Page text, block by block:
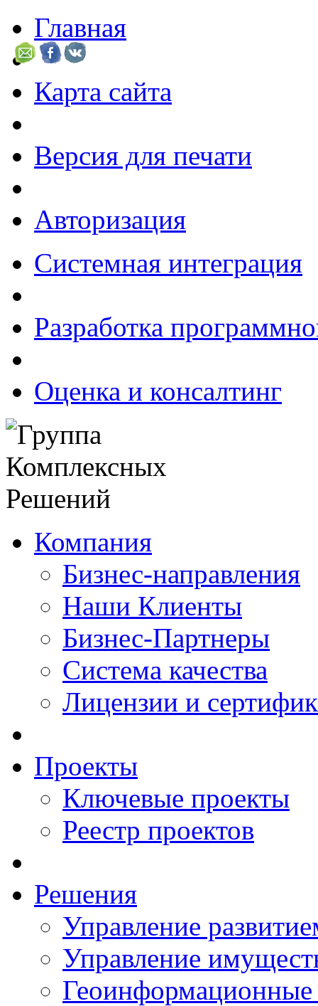
Главная
Карта сайта
Версия для печати
Авторизация
Системная интеграция
Разработка
Оценка и консалтинг
Компания
Бизнес-направления
Наши Клиенты
Бизнес-Партнеры
Система качества
Лицензии и
Проекты
Ключевые проекты
Реестр проектов
Решения
Управление
Управление